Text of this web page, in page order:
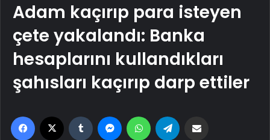
Adam kaçırıp para isteyen
çete yakalandı: Banka
hesaplarını kullandıkları
şahısları kaçırıp darp ettiler
Facebook Tumblr MessengerWhatsApp